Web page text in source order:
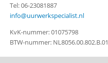
Tel: 06-23081887
info@uurwerkspecialist.nl
KvK-nummer: 01075798
BTW-nummer: NL8056.00.802.B.01